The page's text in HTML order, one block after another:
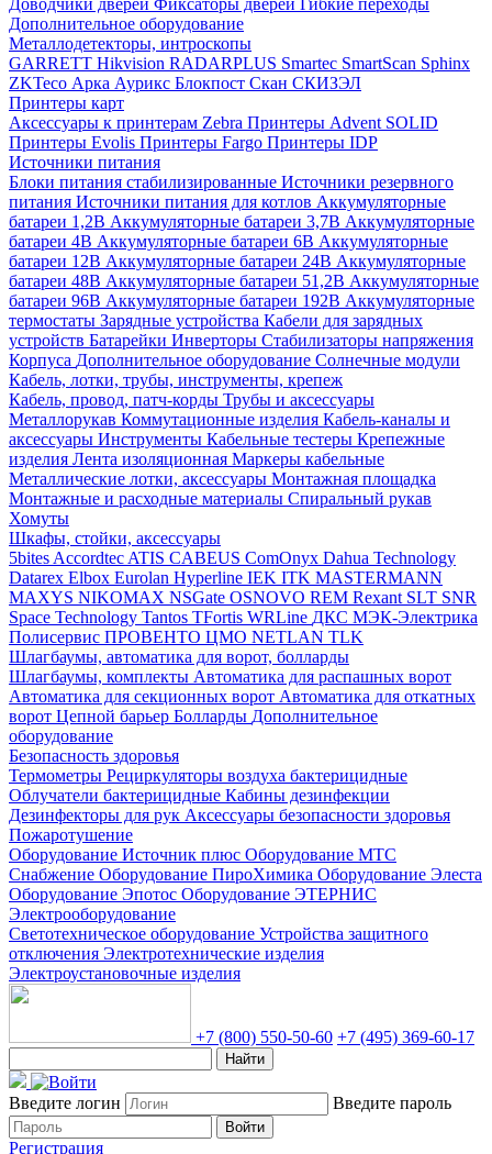
Дополнительное оборудование
Металлодетекторы, интроскопы
GARRETT Hikvision RADARPLUS Smartec SmartScan Sphinx
ZKTeco Арка Аурикс Блокпост Скан СКИЗЭЛ
Принтеры карт
Аксессуары к принтерам Zebra Принтеры Advent SOLID
Принтеры Evolis Принтеры Fargo Принтеры IDP
Источники питания
Блоки питания стабилизированные Источники резервного
питания Источники питания для котлов Аккумуляторные
батареи 1,2В Аккумуляторные батареи 3,7В Аккумуляторные
батареи 4В Аккумуляторные батареи 6В Аккумуляторные
батареи 12В Аккумуляторные батареи 24В Аккумуляторные
батареи 48В Аккумуляторные батареи 51,2В Аккумуляторные
батареи 96В Аккумуляторные батареи 192В Аккумуляторные
термостаты Зарядные устройства Кабели для зарядных
устройств Батарейки Инверторы Стабилизаторы напряжения
Корпуса Дополнительное оборудование Солнечные модули
Кабель, лотки, трубы, инструменты, крепеж
Кабель, провод, патч-корды Трубы и аксессуары
Металлорукав Коммутационные изделия Кабель-каналы и
аксессуары Инструменты Кабельные тестеры Крепежные
изделия Лента изоляционная Маркеры кабельные
Металлические лотки, аксессуары Монтажная площадка
Монтажные и расходные материалы Спиральный рукав
Хомуты
Шкафы, стойки, аксессуары
5bites Accordtec ATIS CABEUS ComOnyx Dahua Technology
Datarex Elbox Eurolan Hyperline IEK ITK MASTERMANN
MAXYS NIKOMAX NSGate OSNOVO REM Rexant SLT SNR
Space Technology Tantos TFortis WRLine ДКС МЭК-Электрика
Полисервис ПРОВЕНТО ЦМО NETLAN TLK
Шлагбаумы, автоматика для ворот, болларды
Шлагбаумы, комплекты Автоматика для распашных ворот
Автоматика для секционных ворот Автоматика для откатных
ворот Цепной барьер Болларды Дополнительное
оборудование
Безопасность здоровья
Термометры Рециркуляторы воздуха бактерицидные
Облучатели бактерицидные Кабины дезинфекции
Дезинфекторы для рук Аксессуары безопасности здоровья
Пожаротушение
Оборудование Источник плюс Оборудование МТС
Снабжение Оборудование ПироХимика Оборудование Элеста
Оборудование Эпотос Оборудование ЭТЕРНИС
Электрооборудование
Светотехническое оборудование Устройства защитного
отключения Электротехнические изделия
Электроустановочные изделия
+7 (800) 550-50-60 +7 (495) 369-60-17
Найти
Введите логин Введите пароль
Войти
Регистрация